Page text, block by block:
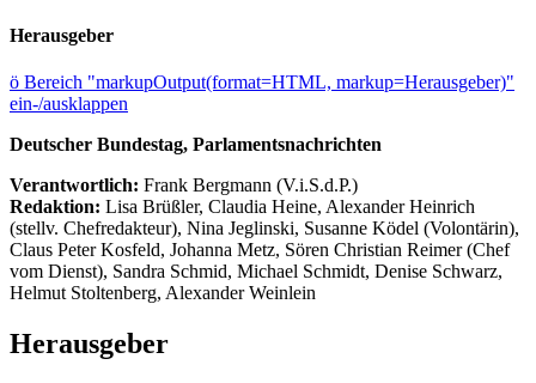
Herausgeber
ö Bereich "markupOutput(format=HTML, markup=Herausgeber)"
ein-/ausklappen
Deutscher Bundestag, Parlamentsnachrichten
Verantwortlich: Frank Bergmann (V.i.S.d.P.)
Redaktion: Lisa Brüßler, Claudia Heine, Alexander Heinrich
(stellv. Chefredakteur), Nina Jeglinski, Susanne Ködel (Volontärin),
Claus Peter Kosfeld, Johanna Metz, Sören Christian Reimer (Chef
vom Dienst), Sandra Schmid, Michael Schmidt, Denise Schwarz,
Helmut Stoltenberg, Alexander Weinlein
Herausgeber